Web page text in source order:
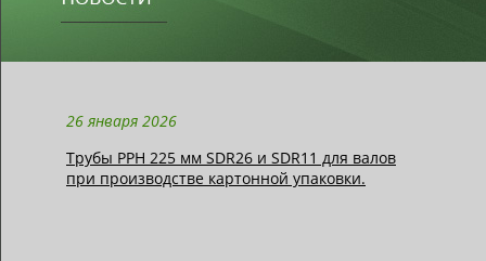
26 января 2026
Трубы РРН 225 мм SDR26 и SDR11 для валов
при производстве картонной упаковки.